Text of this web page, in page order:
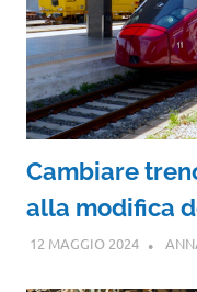
Cambiare
alla modifica
12 MAGGIO 2024